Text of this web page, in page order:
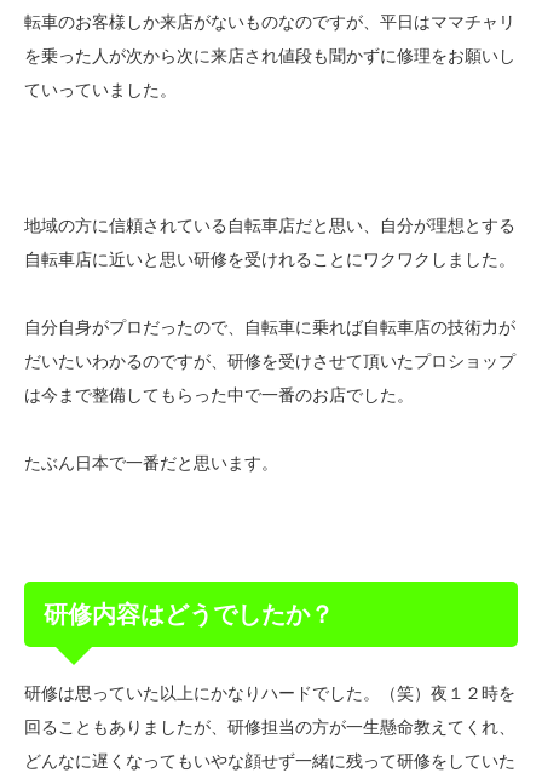
転車のお客様しか来店がないものなのですが、平日はママチャリ
を乗った人が次から次に来店され値段も聞かずに修理をお願いし
ていっていました。
地域の方に信頼されている自転車店だと思い、自分が理想とする
自転車店に近いと思い研修を受けれることにワクワクしました。
自分自身がプロだったので、自転車に乗れば自転車店の技術力が
だいたいわかるのですが、研修を受けさせて頂いたプロショップ
は今まで整備してもらった中で一番のお店でした。
たぶん日本で一番だと思います。
研修内容はどうでしたか？
研修は思っていた以上にかなりハードでした。（笑）夜１２時を
回ることもありましたが、研修担当の方が一生懸命教えてくれ、
どんなに遅くなってもいやな顔せず一緒に残って研修をしていた